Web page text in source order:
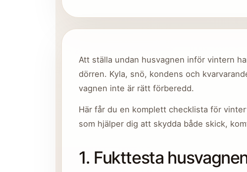
Att ställa undan husvagnen inför vintern
dörren. Kyla, snö, kondens och
vagnen inte är rätt förberedd.
Här får du en komplett checklista för
som hjälper dig att skydda både skick,
1. Fukttesta